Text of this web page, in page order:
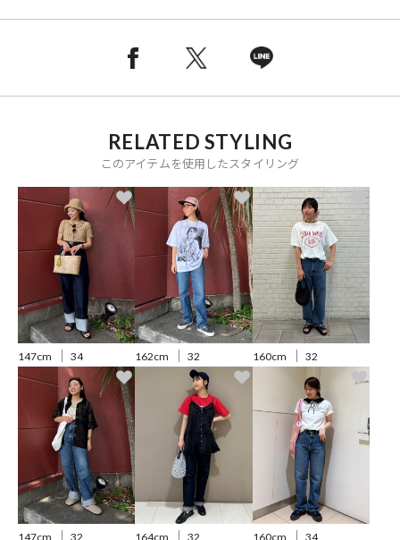
●FREAK'S STORE限定の『SZ』のロゴを落とし込んだ特別仕様のデニ
●Shinzone定番人気のマリリンデニムをベースに、厚手の生地で本格
的に仕上げた一枚です
●どんなコーデにも馴染む、長く履ける一本です
●緯糸に「スーパーゼロ糸」を使用したデニム素材を採用、洗いをか
けることで空気を含んだようなやわらかな質感になり、ソフトな肌触
りと古着ライクな風合いを楽しめます
●乾きやすくデイリーに扱いやすい素材で、洗うほどに馴染み履きや
すくなる一本です
おすすめコーディネート
同シリーズTシャツと合わせることで、統一感のあるクリーンなカジュ
アルスタイルが完成します。
あえて上質なシアーシャツやジャケットでキレイなスタイリングにま
とめるのもおすすめ。
足元をロールアップしてヒールやきれいめなパンプスと合わせると
「上品なカジュアル」が出来上がります。
RELATED STYLING
このアイテムを使用したスタイリング
147cm 34 162cm 32 160cm 32
147cm 32 164cm 32 160cm 34